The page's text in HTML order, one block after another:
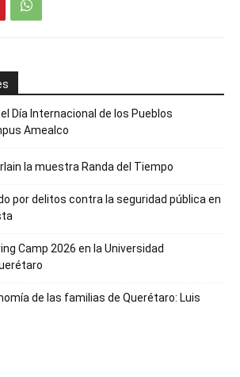
Día Internacional de los Pueblos
Amealco
la muestra Randa del Tiempo
por delitos contra la seguridad pública en
Camp 2026 en la Universidad
de las familias de Querétaro: Luis